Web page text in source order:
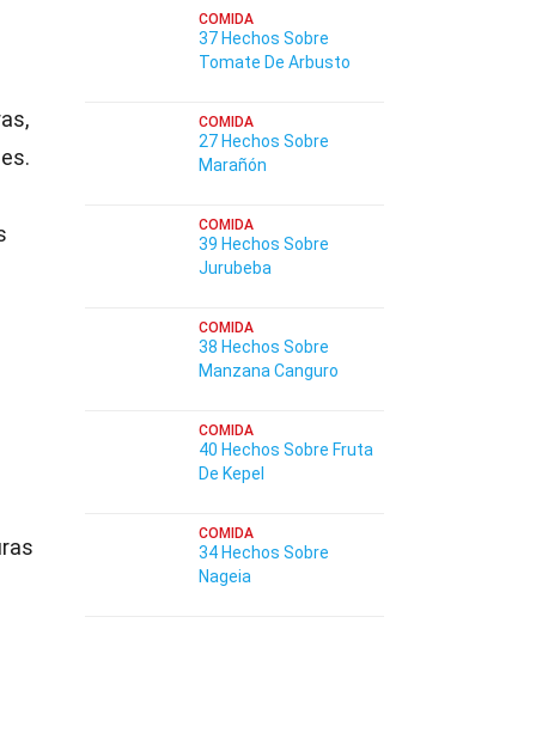
COMIDA
37 Hechos Sobre
Tomate De Arbusto
COMIDA
27 Hechos Sobre
Marañón
COMIDA
39 Hechos Sobre
Jurubeba
COMIDA
38 Hechos Sobre
Manzana Canguro
COMIDA
40 Hechos Sobre Fruta
De Kepel
COMIDA
34 Hechos Sobre
Nageia